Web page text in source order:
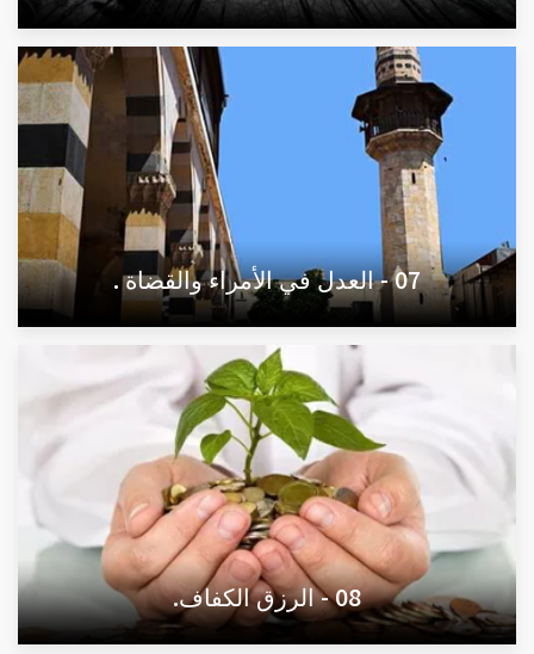
07 - العدل في الأمراء والقضاة .
08 - الرزق الكفاف.